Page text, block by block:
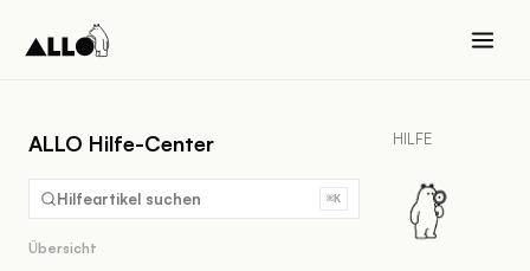
ALLO Hilfe-Center
Hilfeartikel suchen ⌘K
Übersicht
HILFE